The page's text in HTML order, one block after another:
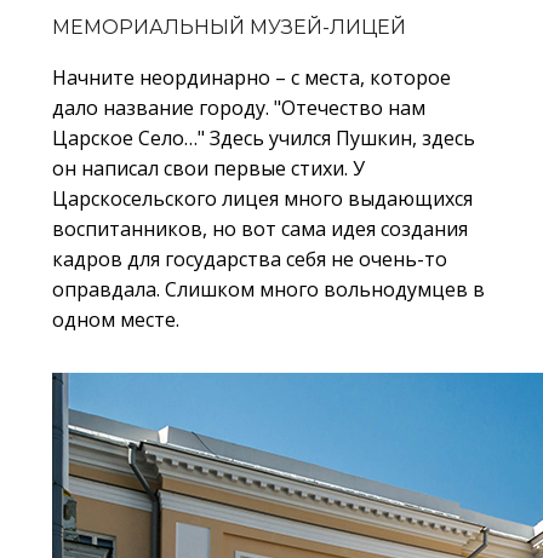
МЕМОРИАЛЬНЫЙ МУЗЕЙ-ЛИЦЕЙ
Начните неординарно – с места, которое
дало название городу. "Отечество нам
Царское Село…" Здесь учился Пушкин, здесь
он написал свои первые стихи. У
Царскосельского лицея много выдающихся
воспитанников, но вот сама идея создания
кадров для государства себя не очень-то
оправдала. Слишком много вольнодумцев в
одном месте.